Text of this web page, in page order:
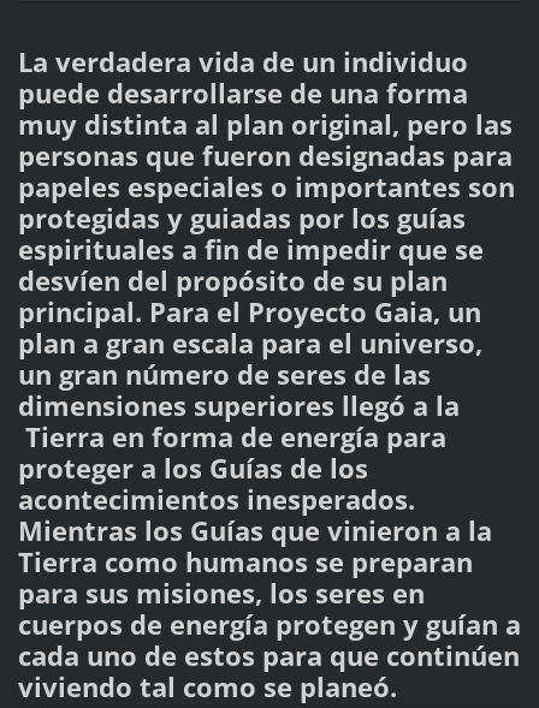
La verdadera vida de un individuo
puede desarrollarse de una forma
muy distinta al plan original, pero las
personas que fueron designadas para
papeles especiales o importantes son
protegidas y guiadas por los guías
espirituales a fin de impedir que se
desvíen del propósito de su plan
principal. Para el Proyecto Gaia, un
plan a gran escala para el universo,
un gran número de seres de las
dimensiones superiores llegó a la
Tierra en forma de energía para
proteger a los Guías de los
acontecimientos inesperados.
Mientras los Guías que vinieron a la
Tierra como humanos se preparan
para sus misiones, los seres en
cuerpos de energía protegen y guían a
cada uno de estos para que continúen
viviendo tal como se planeó.